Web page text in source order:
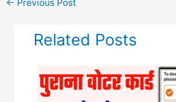
← Previous Post
Related Posts